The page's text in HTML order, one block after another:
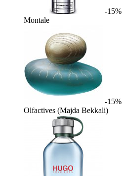
-15%
Montale
-15%
Olfactives (Majda Bekkali)